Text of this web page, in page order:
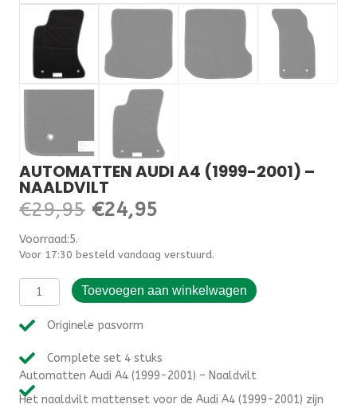
AUTOMATTEN AUDI A4 (1999-2001) –
NAALDVILT
€29,95 Oorspronkelijke
was:
€29,95.
€24,95
is:
€24,95.
Voorraad:5.000000
Voor 17:30 besteld vandaag verstuurd.
Automatten
Audi
(1999-
-
Naaldvilt
aantal
Toevoegen aan winkelwagen
Originele pasvorm
Complete set 4 stuks
Automatten Audi A4 (1999-2001) – Naaldvilt
Het naaldvilt mattenset voor de Audi A4 (1999-2001) zijn